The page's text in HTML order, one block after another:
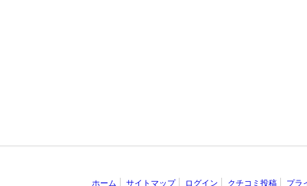
ホーム サイトマップ ログイン クチコミ投稿 プラ